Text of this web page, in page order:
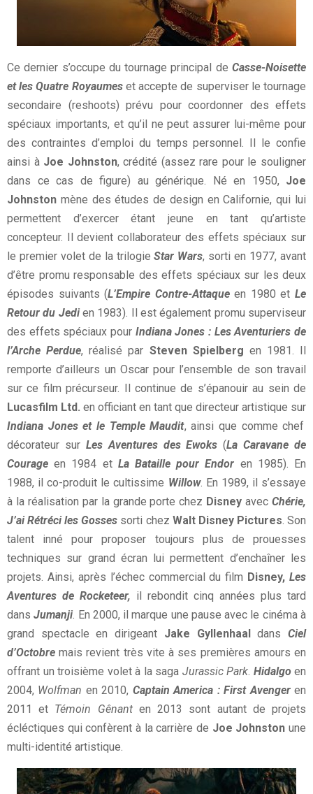
Ce dernier s’occupe du tournage principal de Casse-Noisette
et les Quatre Royaumeset accepte de superviser le tournage
secondaire (reshoots) prévu pour coordonner des effets
spéciaux importants, et qu’il ne peut assurer lui-même pour
des contraintes d’emploi du temps personnel. Il le confie
ainsi à Joe Johnston, crédité (assez rare pour le souligner
dans ce cas de figure) au générique. Né en 1950, Joe
Johnston mène des études de design en Californie, qui lui
permettent d’exercer étant jeune en tant qu’artiste
concepteur. Il devient collaborateur des effets spéciaux sur
le premier volet de la trilogieStar Wars, sorti en 1977, avant
d’être promu responsable des effets spéciaux sur les deux
épisodes suivants (L’Empire Contre-Attaqueen 1980 etLe
Retour du Jedien 1983). Il est également promu superviseur
des effets spéciaux pour Indiana Jones : Les Aventuriers de
l’Arche Perdue, réalisé par Steven Spielberg en 1981. Il
remporte d’ailleurs un Oscar pour l’ensemble de son travail
sur ce film précurseur. Il continue de s’épanouir au sein de
Lucasfilm Ltd. en officiant en tant que directeur artistique sur
Indiana Jones et le Temple Maudit, ainsi que comme chef
décorateur sur Les Aventures des Ewoks (La Caravane de
Courage en 1984 et La Bataille pour Endor en 1985). En
1988, il co-produit le cultissime Willow. En 1989, il s’essaye
à la réalisation par la grande porte chez Disney avecChérie,
J’ai Rétréci les Gosses sorti chez Walt Disney Pictures. Son
talent inné pour proposer toujours plus de prouesses
techniques sur grand écran lui permettent d’enchaîner les
projets. Ainsi, après l’échec commercial du film Disney, Les
Aventures de Rocketeer, il rebondit cinq années plus tard
dansJumanji. En 2000, il marque une pause avec le cinéma à
grand spectacle en dirigeant Jake Gyllenhaal dansCiel
d’Octobre mais revient très vite à ses premières amours en
offrant un troisième volet à la saga Jurassic Park. Hidalgoen
2004, Wolfman en 2010, Captain America : First Avengeren
2011 et Témoin Gênanten 2013 sont autant de projets
écléctiques qui confèrent à la carrière de Joe Johnston une
multi-identité artistique.